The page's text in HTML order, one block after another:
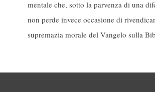
mentale che, sotto la parvenza di una
non perde invece occasione di
supremazia morale del Vangelo sulla